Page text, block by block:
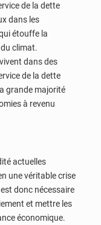
de la dette
dans les
étouffe la
climat.
vivent dans des
de la dette
grande majorité
à revenu
actuelles
une véritable crise
donc nécessaire
et mettre les
économique.